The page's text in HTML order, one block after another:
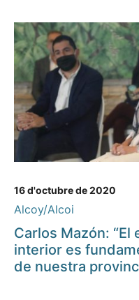
16 d'octubre de 2020
Alcoy/Alcoi
Carlos Mazón:
interior es
de nuestra